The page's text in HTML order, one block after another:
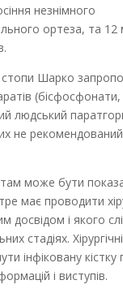
незнімного
ортеза, та 12
стопи Шарко
людський
не
може бути
має проводити
досвідом і якого
стадіях.
інфіковану кістку
і виступів.